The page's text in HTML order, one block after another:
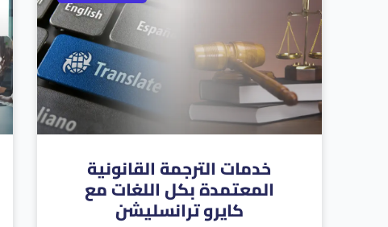
خدمات الترجمة القانونية
المعتمدة بكل اللغات مع
كايرو ترانسليشن